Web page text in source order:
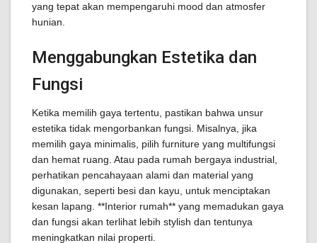
yang tepat akan mempengaruhi mood dan atmosfer
hunian.
Menggabungkan Estetika dan
Fungsi
Ketika memilih gaya tertentu, pastikan bahwa unsur
estetika tidak mengorbankan fungsi. Misalnya, jika
memilih gaya minimalis, pilih furniture yang multifungsi
dan hemat ruang. Atau pada rumah bergaya industrial,
perhatikan pencahayaan alami dan material yang
digunakan, seperti besi dan kayu, untuk menciptakan
kesan lapang. **Interior rumah** yang memadukan gaya
dan fungsi akan terlihat lebih stylish dan tentunya
meningkatkan nilai properti.